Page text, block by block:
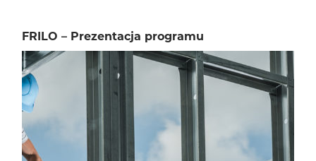
FRILO – Prezentacja programu